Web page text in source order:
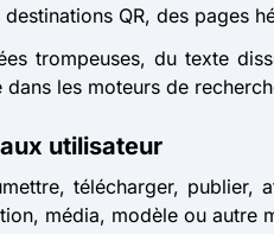
QR, des pages
trompeuses, du texte
les moteurs de
utilisateur
télécharger, publier,
média, modèle ou autre